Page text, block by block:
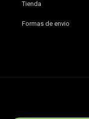
Tienda
Formas de envio